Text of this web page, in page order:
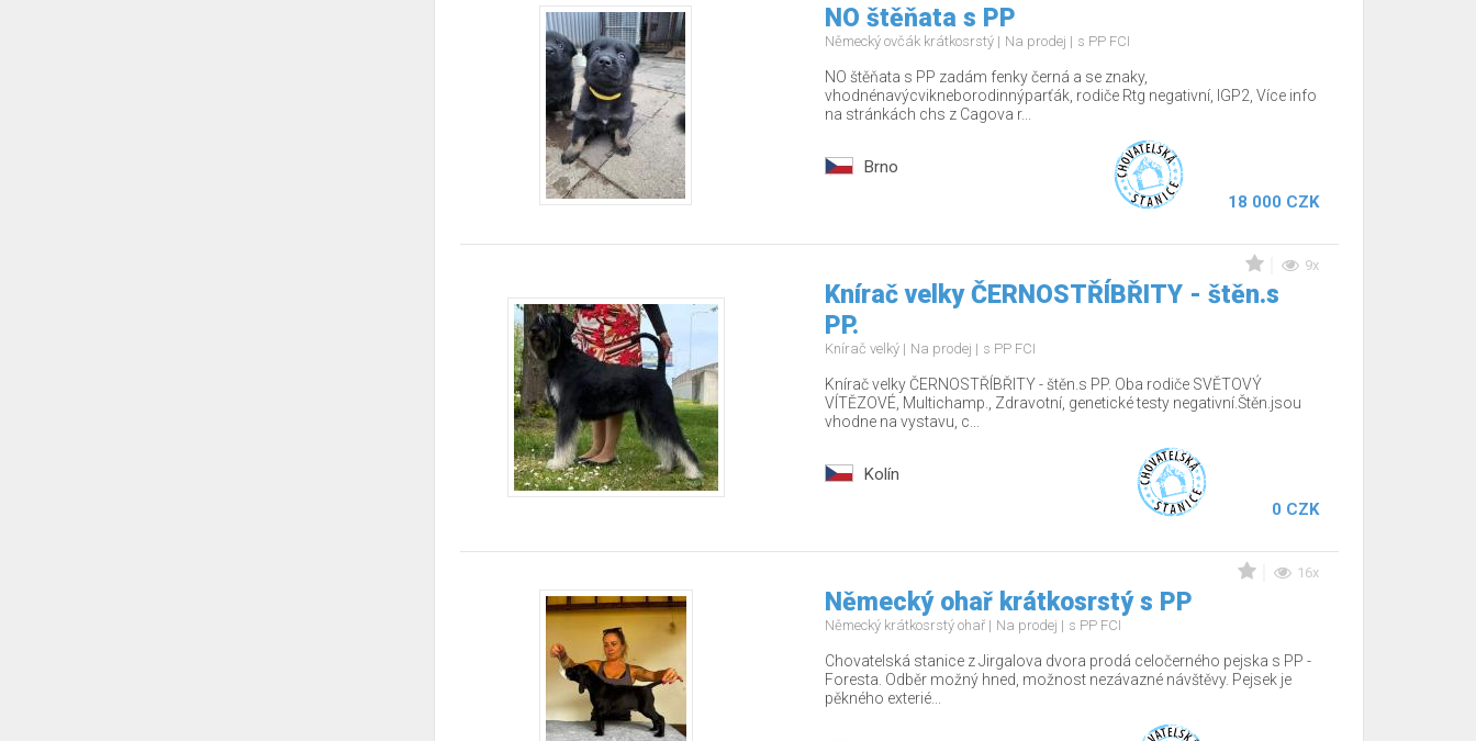
NO štěňata s PP
Německý ovčák krátkosrstý Na prodej s PP FCI
NO štěňata s PP zadám fenky černá a se znaky,
vhodnénavýcvikneborodinnýparťák, rodiče Rtg negativní, IGP2, Více info
na stránkách chs z Cagova r...
Brno
18 000 CZK
9x
Knírač velky ČERNOSTŘÍBŘITY - štěn.s
PP.
Knírač velký Na prodej s PP FCI
Knírač velky ČERNOSTŘÍBŘITY - štěn.s PP. Oba rodiče SVĚTOVÝ
VÍTĚZOVÉ, Multichamp., Zdravotní, genetické testy negativní.Štěn.jsou
vhodne na vystavu, c...
Kolín
0 CZK
16x
Německý ohař krátkosrstý s PP
Německý krátkosrstý ohař Na prodej s PP FCI
Chovatelská stanice z Jirgalova dvora prodá celočerného pejska s PP -
Foresta. Odběr možný hned, možnost nezávazné návštěvy. Pejsek je
pěkného exterié...